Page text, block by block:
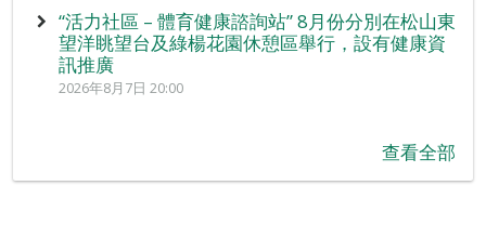
“活力社區 – 體育健康諮詢站” 8月份分別在松山東
望洋眺望台及綠楊花園休憩區舉行，設有健康資
訊推廣
2026年8月7日 20:00
查看全部